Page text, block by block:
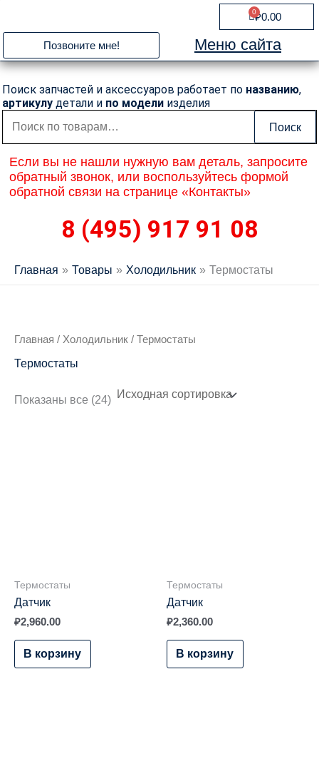
содержимому
₽0.00
0
Cart
Позвоните мне! Меню сайта
Поиск запчастей и аксессуаров работает по названию,
артикулу детали и по модели изделия
Искать:
Поиск
Если вы не нашли нужную вам деталь, запросите
обратный звонок, или воспользуйтесь формой
обратной связи на странице «Контакты»
8 (495) 917 91 08
Главная Товары Холодильник Термостаты
Главная / Холодильник / Термостаты
Термостаты
Показаны все (24)
Термостаты
Датчик
₽2,960.00
В корзину
Термостаты
Датчик
₽2,360.00
В корзину